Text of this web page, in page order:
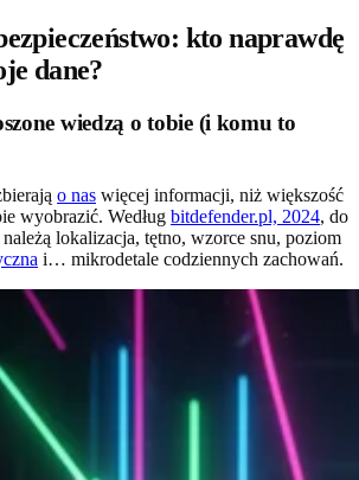
kto naprawdę
dane?
wiedzą o tobie (i komu to
o nas więcej informacji, niż większość
wyobrazić. Według bitdefender.pl, 2024, do
lokalizacja, tętno, wzorce snu, poziom
i… mikrodetale codziennych zachowań.